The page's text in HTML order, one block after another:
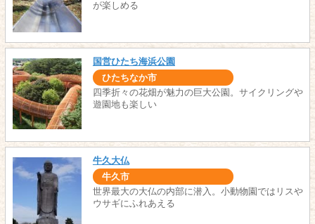
が楽しめる
国営ひたち海浜公園
ひたちなか市
四季折々の花畑が魅力の巨大公園。サイクリングや
遊園地も楽しい
牛久大仏
牛久市
世界最大の大仏の内部に潜入。小動物園ではリスや
ウサギにふれあえる